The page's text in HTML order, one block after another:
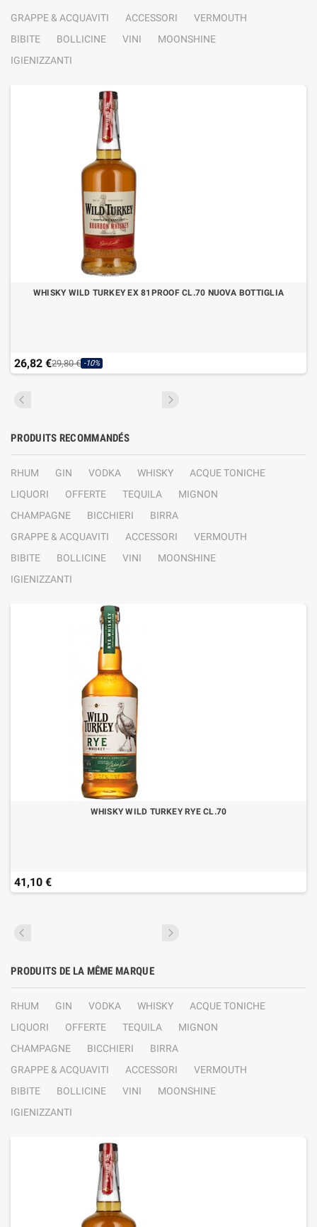
GRAPPE & ACQUAVITI
ACCESSORI
VERMOUTH
BIBITE
BOLLICINE VINI
MOONSHINE
IGIENIZZANTI
WHISKY WILD TURKEY EX 81PROOF CL.70 NUOVA BOTTIGLIA
26,82 €29,80 € -10%
PRODUITS RECOMMANDÉS
RHUM GIN VODKA WHISKY
ACQUE TONICHE
LIQUORI
OFFERTE TEQUILA
MIGNON
CHAMPAGNE
BICCHIERI
BIRRA
GRAPPE & ACQUAVITI
ACCESSORI
VERMOUTH
BIBITE
BOLLICINE VINI
MOONSHINE
IGIENIZZANTI
WHISKY WILD TURKEY RYE CL.70
41,10 €
PRODUITS DE LA MÊME MARQUE
RHUM GIN VODKA WHISKY
ACQUE TONICHE
LIQUORI
OFFERTE TEQUILA
MIGNON
CHAMPAGNE
BICCHIERI
BIRRA
GRAPPE & ACQUAVITI
ACCESSORI
VERMOUTH
BIBITE
BOLLICINE VINI
MOONSHINE
IGIENIZZANTI